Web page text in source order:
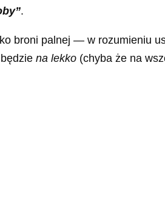
.
broni palnej — w rozumieniu
na lekko (chyba że na